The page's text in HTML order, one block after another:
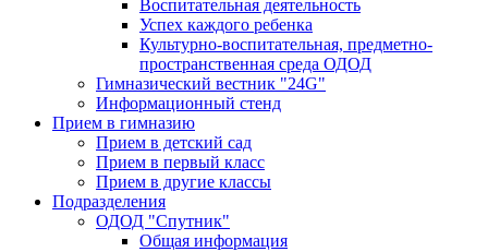
Воспитательная деятельность
Успех каждого ребенка
Культурно-воспитательная, предметно-
пространственная среда ОДОД
Гимназический вестник "24G"
Информационный стенд
Прием в гимназию
Прием в детский сад
Прием в первый класс
Прием в другие классы
Подразделения
ОДОД "Спутник"
Общая информация